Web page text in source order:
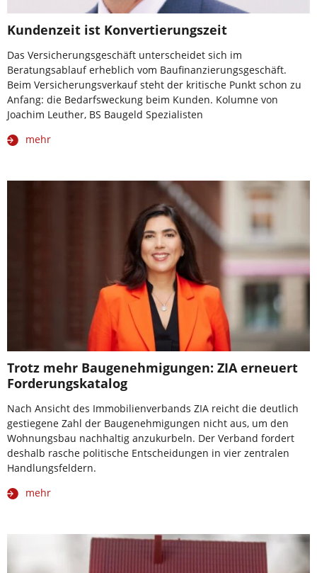
Kundenzeit ist Konvertierungszeit
Das Versicherungsgeschäft unterscheidet sich im
Beratungsablauf erheblich vom Baufinanzierungsgeschäft.
Beim Versicherungsverkauf steht der kritische Punkt schon zu
Anfang: die Bedarfsweckung beim Kunden. Kolumne von
Joachim Leuther, BS Baugeld Spezialisten
mehr
Trotz mehr Baugenehmigungen: ZIA erneuert
Forderungskatalog
Nach Ansicht des Immobilienverbands ZIA reicht die deutlich
gestiegene Zahl der Baugenehmigungen nicht aus, um den
Wohnungsbau nachhaltig anzukurbeln. Der Verband fordert
deshalb rasche politische Entscheidungen in vier zentralen
Handlungsfeldern.
mehr